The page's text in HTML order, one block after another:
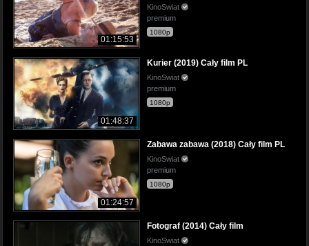
01:15:53
KinoSwiat
premium
1080p
01:48:37
Kurier (2019) Cały film PL
KinoSwiat
premium
1080p
01:24:57
Zabawa zabawa (2018) Cały film PL
KinoSwiat
premium
1080p
Fotograf (2014) Cały film
KinoSwiat